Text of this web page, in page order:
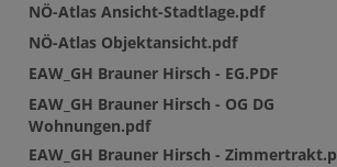
NÖ-Atlas Ansicht-Stadtlage.pdf
NÖ-Atlas Objektansicht.pdf
EAW_GH Brauner Hirsch - EG.PDF
EAW_GH Brauner Hirsch - OG DG
Wohnungen.pdf
EAW_GH Brauner Hirsch -